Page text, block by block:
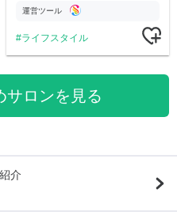
運営ツール
ライフスタイル
サロンを見る
介